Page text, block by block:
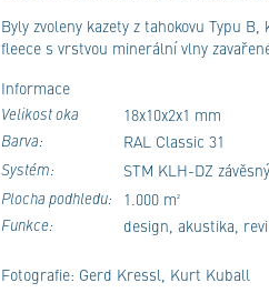
Byly zvoleny kazety z tahokovu Typu
fleece s vrstvou minerální vlny
Informace
Velikost oka 18x10x2x1 mm
Barva: RAL Classic 31
Systém: STM KLH-DZ
Plocha podhledu: 1.000 m²
Funkce: design, akustika,
Fotografie: Gerd Kressl, Kurt Kuball